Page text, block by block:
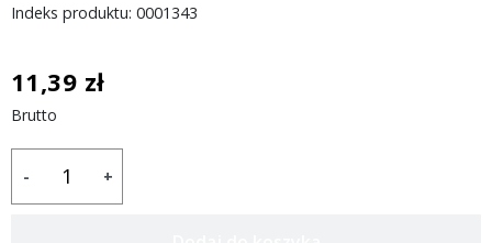
Indeks produktu: 0001343
11,39 zł
Brutto
- +